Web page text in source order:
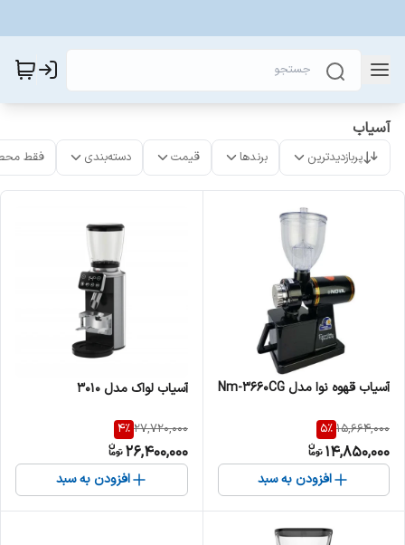
آسیاب
پربازدیدترین برندها قیمت دسته‌بندی فقط
آسیاب قهوه نوا مدل Nm-3660CG
15,664,000
5%
14,850,000
افزودن به سبد
آسیاب لواک مدل 3010
27,720,000
4%
26,400,000
افزودن به سبد